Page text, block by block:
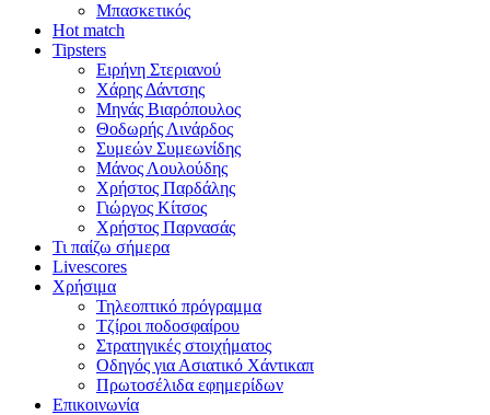
Μπασκετικός
Hot match
Tipsters
Ειρήνη Στεριανού
Χάρης Δάντσης
Μηνάς Βιαρόπουλος
Θοδωρής Λινάρδος
Συμεών Συμεωνίδης
Μάνος Λουλούδης
Χρήστος Παρδάλης
Γιώργος Κίτσος
Χρήστος Παρνασάς
Τι παίζω σήμερα
Livescores
Χρήσιμα
Τηλεοπτικό πρόγραμμα
Τζίροι ποδοσφαίρου
Στρατηγικές στοιχήματος
Οδηγός για Ασιατικό Χάντικαπ
Πρωτοσέλιδα εφημερίδων
Επικοινωνία